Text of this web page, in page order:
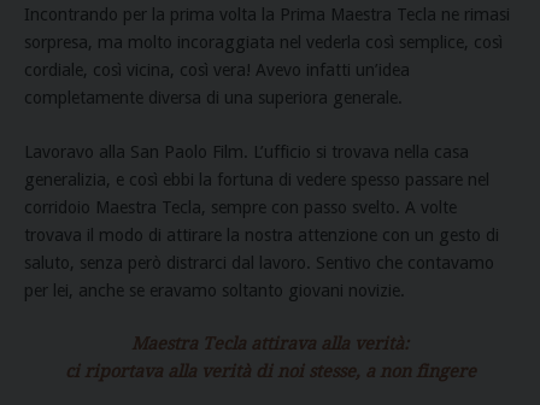
Incontrando per la prima volta la Prima Maestra Tecla ne rimasi
sorpresa, ma molto incoraggiata nel vederla così semplice, così
cordiale, così vicina, così vera! Avevo infatti un’idea
completamente diversa di una superiora generale.
Lavoravo alla San Paolo Film. L’ufficio si trovava nella casa
generalizia, e così ebbi la fortuna di vedere spesso passare nel
corridoio Maestra Tecla, sempre con passo svelto. A volte
trovava il modo di attirare la nostra attenzione con un gesto di
saluto, senza però distrarci dal lavoro. Sentivo che contavamo
per lei, anche se eravamo soltanto giovani novizie.
Maestra Tecla attirava alla verità:
ci riportava alla verità di noi stesse, a non fingere